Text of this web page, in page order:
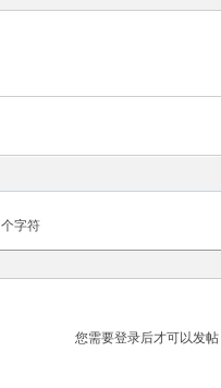
个字符
您需要登录后才可以发帖